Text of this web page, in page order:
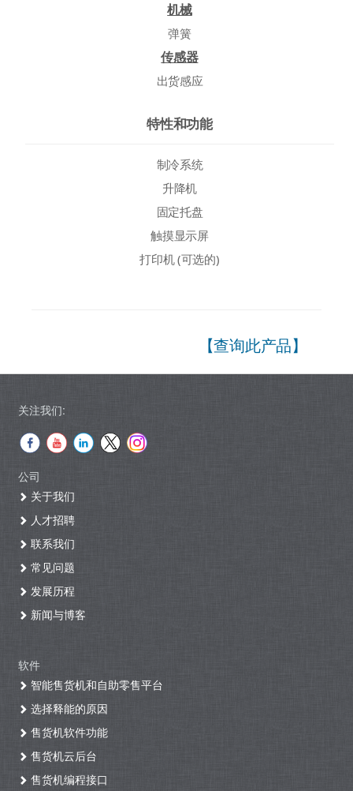
机械
弹簧
传感器
出货感应
特性和功能
制冷系统
升降机
固定托盘
触摸显示屏
打印机 (可选的)
【查询此产品】
关注我们:
公司
关于我们
人才招聘
联系我们
常见问题
发展历程
新闻与博客
软件
智能售货机和自助零售平台
选择释能的原因
售货机软件功能
售货机云后台
售货机编程接口